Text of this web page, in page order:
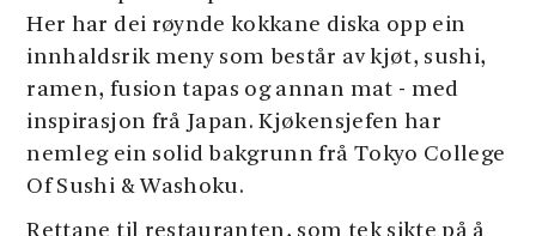
Her har dei røynde kokkane diska opp ein
innhaldsrik meny som består av kjøt, sushi,
ramen, fusion tapas og annan mat - med
inspirasjon frå Japan. Kjøkensjefen har
nemleg ein solid bakgrunn frå Tokyo College
Of Sushi & Washoku.